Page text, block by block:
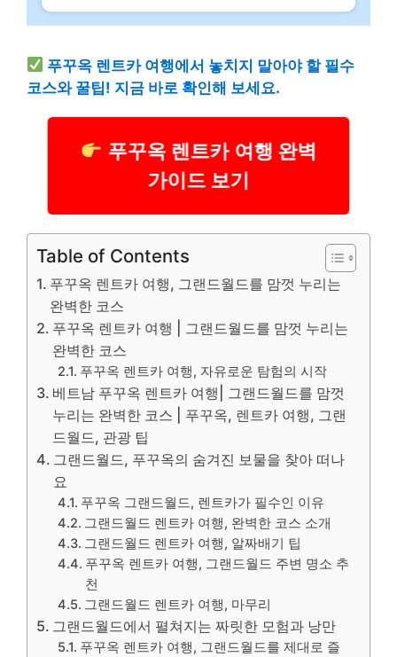
푸꾸옥 렌트카 여행에서 놓치지 말아야 할 필수
코스와 꿀팁! 지금 바로 확인해 보세요.
푸꾸옥 렌트카 여행 완벽
가이드 보기
Table of Contents
푸꾸옥 렌트카 여행, 그랜드월드를 맘껏 누리는
완벽한 코스
푸꾸옥 렌트카 여행 | 그랜드월드를 맘껏 누리는
완벽한 코스
푸꾸옥 렌트카 여행, 자유로운 탐험의 시작
베트남 푸꾸옥 렌트카 여행| 그랜드월드를 맘껏
누리는 완벽한 코스 | 푸꾸옥, 렌트카 여행, 그랜
드월드, 관광 팁
그랜드월드, 푸꾸옥의 숨겨진 보물을 찾아 떠나
요
푸꾸옥 그랜드월드, 렌트카가 필수인 이유
그랜드월드 렌트카 여행, 완벽한 코스 소개
그랜드월드 렌트카 여행, 알짜배기 팁
푸꾸옥 렌트카 여행, 그랜드월드 주변 명소 추
천
그랜드월드 렌트카 여행, 마무리
그랜드월드에서 펼쳐지는 짜릿한 모험과 낭만
푸꾸옥 렌트카 여행, 그랜드월드를 제대로 즐